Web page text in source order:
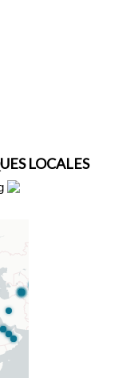
LOCALES